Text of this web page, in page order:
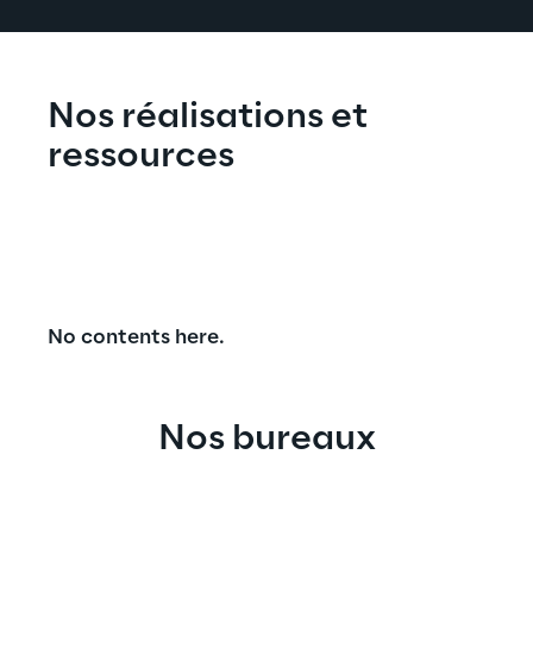
Nos réalisations et
ressources
No contents here.
Nos bureaux